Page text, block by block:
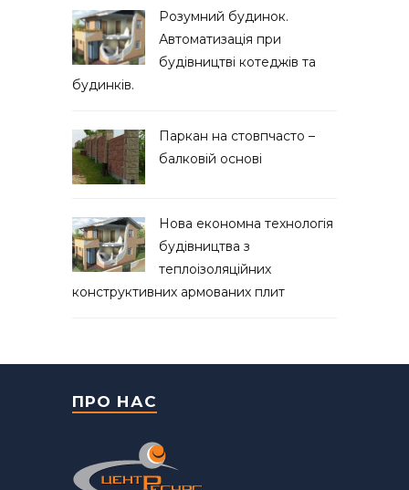
Розумний будинок.
Автоматизація при
будівництві котеджів та
будинків.
Паркан на стовпчасто –
балковій основі
Нова економна технологія
будівництва з
теплоізоляційних
конструктивних армованих плит
ПРО НАС